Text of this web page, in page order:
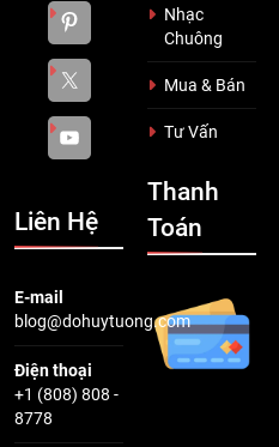
Liên Hệ
E-mail
blog@dohuytuong.com
Điện thoại
+1 (808) 808 -
8778
Nhạc
Chuông
Mua & Bán
Tư Vấn
Thanh
Toán